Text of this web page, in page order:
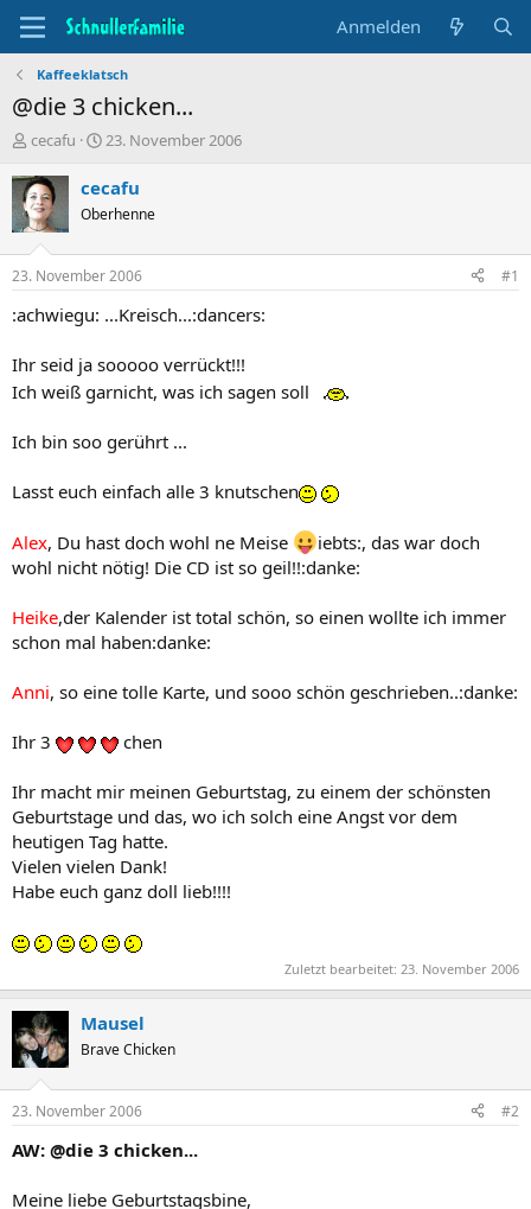
Anmelden
Kaffeeklatsch
@die 3 chicken...
T
e
m
e
n
t
a
e
r
cecafu
B
g
n
d
a
23. November 2006
cecafu
Oberhenne
23. November 2006 #1
:achwiegu: ...Kreisch...:dancers:
Ihr seid ja sooooo verrückt!!!
Ich weiß garnicht, was ich sagen soll
Ich bin soo gerührt ...
Lasst euch einfach alle 3 knutschen
Alex, Du hast doch wohl ne Meise
iebts:, das war doch
wohl nicht nötig! Die CD ist so geil!!:danke:
Heike,der Kalender ist total schön, so einen wollte ich immer
schon mal haben:danke:
Anni, so eine tolle Karte, und sooo schön geschrieben..:danke:
Ihr 3 chen
Ihr macht mir meinen Geburtstag, zu einem der schönsten
Geburtstage und das, wo ich solch eine Angst vor dem
heutigen Tag hatte.
Vielen vielen Dank!
Habe euch ganz doll lieb!!!!
Zuletzt bearbeitet: 23. November 2006
Mausel
Brave Chicken
23. November 2006 #2
AW: @die 3 chicken...
Meine liebe Geburtstagsbine,